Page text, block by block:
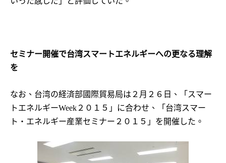
セミナー開催で台湾スマートエネルギーへの更なる理解
を
なお、台湾の経済部國際貿易局は２月２６日、「スマー
トエネルギーWeek２０１５」に合わせ、「台湾スマー
ト・エネルギー産業セミナー２０１５」を開催した。